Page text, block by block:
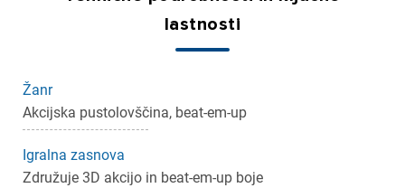
lastnosti
Žanr
Akcijska pustolovščina, beat-em-up
Igralna zasnova
Združuje 3D akcijo in beat-em-up boje
Prijava